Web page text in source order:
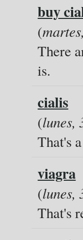
buy
(
There
is.
cialis
(lunes,
That's
viagra
(lunes,
That's